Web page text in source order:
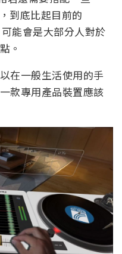
到底比起目前的
能會是大部分人對於
。
在一般生活使用的手
款專用產品裝置應該